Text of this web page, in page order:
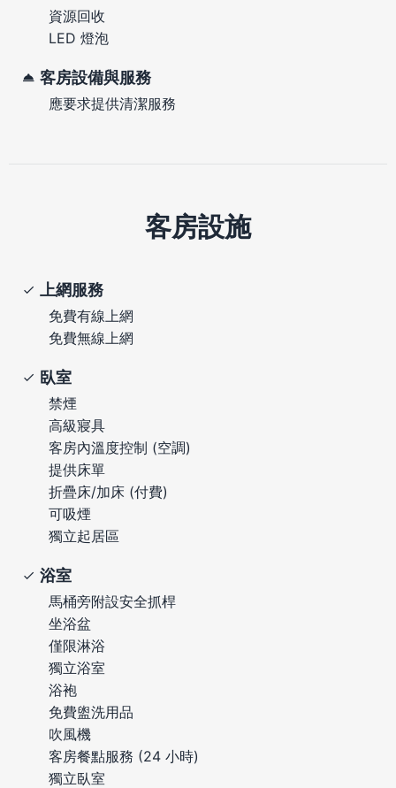
資源回收
LED 燈泡
客房設備與服務
應要求提供清潔服務
客房設施
上網服務
免費有線上網
免費無線上網
臥室
禁煙
高級寢具
客房內溫度控制 (空調)
提供床單
折疊床/加床 (付費)
可吸煙
獨立起居區
浴室
馬桶旁附設安全抓桿
坐浴盆
僅限淋浴
獨立浴室
浴袍
免費盥洗用品
吹風機
客房餐點服務 (24 小時)
獨立臥室